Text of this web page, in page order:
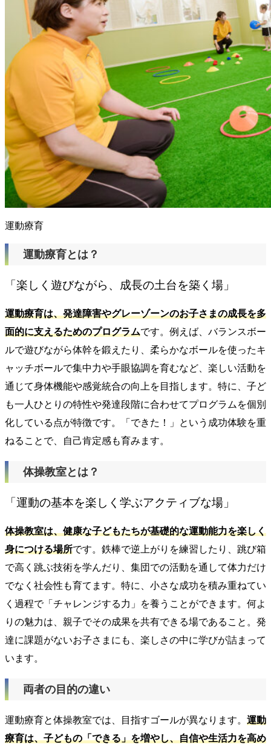
運動療育
運動療育とは？
「楽しく遊びながら、成長の土台を築く場」
運動療育は、発達障害やグレーゾーンのお子さまの成長を多
面的に支えるためのプログラムです。例えば、バランスボー
ルで遊びながら体幹を鍛えたり、柔らかなボールを使ったキ
ャッチボールで集中力や手眼協調を育むなど、楽しい活動を
通じて身体機能や感覚統合の向上を目指します。特に、子ど
も一人ひとりの特性や発達段階に合わせてプログラムを個別
化している点が特徴です。「できた！」という成功体験を重
ねることで、自己肯定感も育みます。
体操教室とは？
「運動の基本を楽しく学ぶアクティブな場」
体操教室は、健康な子どもたちが基礎的な運動能力を楽しく
身につける場所です。鉄棒で逆上がりを練習したり、跳び箱
で高く跳ぶ技術を学んだり、集団での活動を通して体力だけ
でなく社会性も育てます。特に、小さな成功を積み重ねてい
く過程で「チャレンジする力」を養うことができます。何よ
りの魅力は、親子でその成果を共有できる場であること。発
達に課題がないお子さまにも、楽しさの中に学びが詰まって
います。
両者の目的の違い
運動療育と体操教室では、目指すゴールが異なります。 運動
療育は、子どもの「できる」を増やし、自信や生活力を高め